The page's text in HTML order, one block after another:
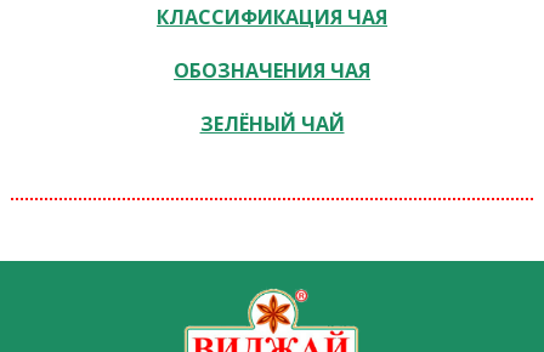
КЛАССИФИКАЦИЯ ЧАЯ
ОБОЗНАЧЕНИЯ ЧАЯ
ЗЕЛЁНЫЙ ЧАЙ